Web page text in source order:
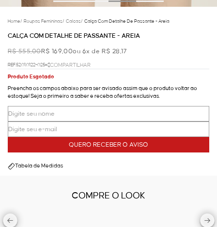
Home/ Roupas Femininas/ Calcas/ Calça Com Detalhe De Passante - Areia
CALÇA COM DETALHE DE PASSANTE - AREIA
R$ 555,00R$ 169,00ou 6x de R$ 28,17
REF.52.01.0122-025
COMPARTILHAR
Produto Esgotado
Preencha os campos abaixo para ser avisado assim que o produto voltar ao
estoque! Seja o primeiro a saber e receba ofertas exclusivas.
QUERO RECEBER O AVISO
Tabela de Medidas
COMPRE O LOOK